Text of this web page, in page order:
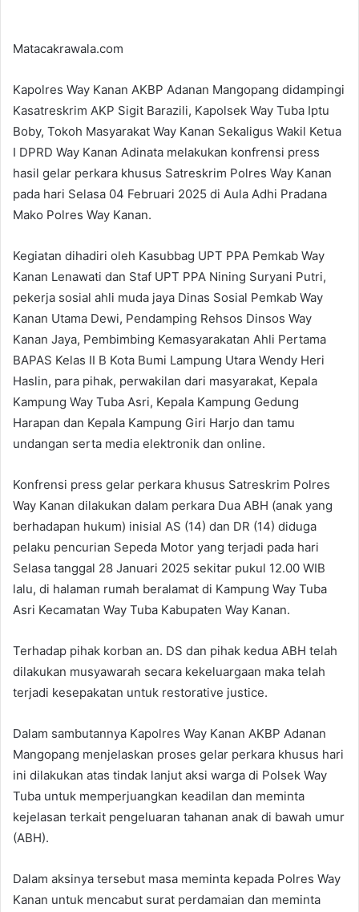
Matacakrawala.com
Kapolres Way Kanan AKBP Adanan Mangopang didampingi
Kasatreskrim AKP Sigit Barazili, Kapolsek Way Tuba Iptu
Boby, Tokoh Masyarakat Way Kanan Sekaligus Wakil Ketua
I DPRD Way Kanan Adinata melakukan konfrensi press
hasil gelar perkara khusus Satreskrim Polres Way Kanan
pada hari Selasa 04 Februari 2025 di Aula Adhi Pradana
Mako Polres Way Kanan.
Kegiatan dihadiri oleh Kasubbag UPT PPA Pemkab Way
Kanan Lenawati dan Staf UPT PPA Nining Suryani Putri,
pekerja sosial ahli muda jaya Dinas Sosial Pemkab Way
Kanan Utama Dewi, Pendamping Rehsos Dinsos Way
Kanan Jaya, Pembimbing Kemasyarakatan Ahli Pertama
BAPAS Kelas II B Kota Bumi Lampung Utara Wendy Heri
Haslin, para pihak, perwakilan dari masyarakat, Kepala
Kampung Way Tuba Asri, Kepala Kampung Gedung
Harapan dan Kepala Kampung Giri Harjo dan tamu
undangan serta media elektronik dan online.
Konfrensi press gelar perkara khusus Satreskrim Polres
Way Kanan dilakukan dalam perkara Dua ABH (anak yang
berhadapan hukum) inisial AS (14) dan DR (14) diduga
pelaku pencurian Sepeda Motor yang terjadi pada hari
Selasa tanggal 28 Januari 2025 sekitar pukul 12.00 WIB
lalu, di halaman rumah beralamat di Kampung Way Tuba
Asri Kecamatan Way Tuba Kabupaten Way Kanan.
Terhadap pihak korban an. DS dan pihak kedua ABH telah
dilakukan musyawarah secara kekeluargaan maka telah
terjadi kesepakatan untuk restorative justice.
Dalam sambutannya Kapolres Way Kanan AKBP Adanan
Mangopang menjelaskan proses gelar perkara khusus hari
ini dilakukan atas tindak lanjut aksi warga di Polsek Way
Tuba untuk memperjuangkan keadilan dan meminta
kejelasan terkait pengeluaran tahanan anak di bawah umur
(ABH).
Dalam aksinya tersebut masa meminta kepada Polres Way
Kanan untuk mencabut surat perdamaian dan meminta